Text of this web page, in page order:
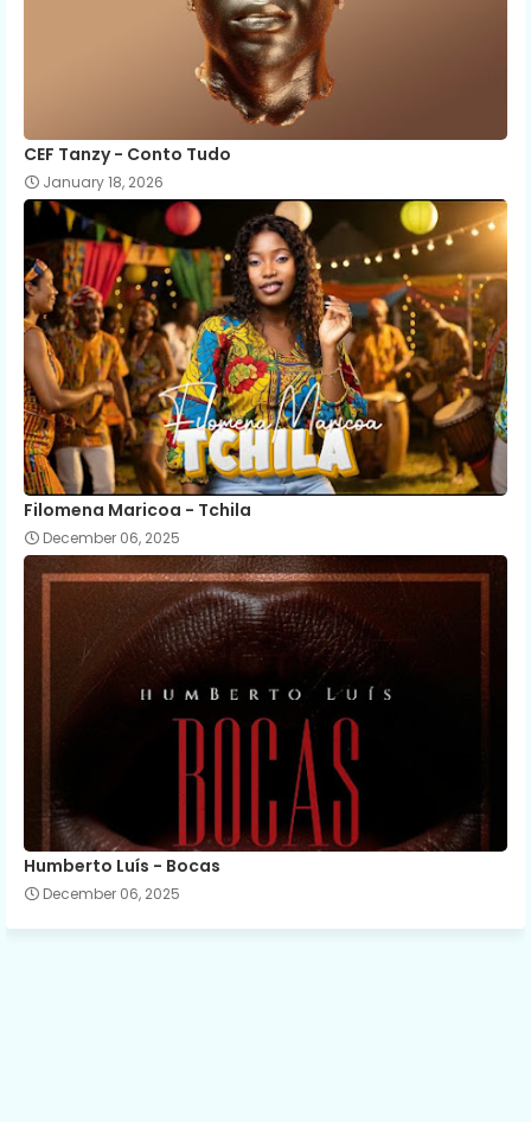
CEF Tanzy - Conto Tudo
January 18, 2026
Filomena Maricoa - Tchila
December 06, 2025
Humberto Luís - Bocas
December 06, 2025